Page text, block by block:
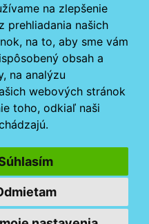
na zlepšenie
prehliadania našich
na to, aby sme vám
obsah a
na analýzu
webových stránok
toho, odkiaľ naši
8. do 17. hod.